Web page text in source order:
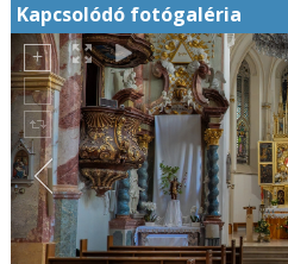
Kapcsolódó fotógaléria